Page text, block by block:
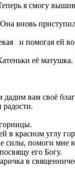
я смогу
вновь
и помогая ей
её
вам своё
красном углу
помоги мне
его Богу.
в